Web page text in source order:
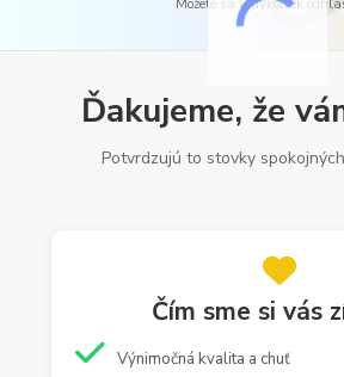
Môžete sa kedykoľvek
Ďakujeme, že
Potvrdzujú to stovky
Čím sme si vás
Výnimočná kvalita a chuť